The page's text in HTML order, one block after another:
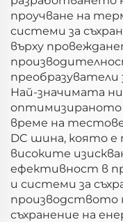
проучване на
системи за
върху
преобразуватели
Най-значимата
оптимизираното
време на
DC шина, която е
високите
ефективност в
и системи за
производството
съхранение на